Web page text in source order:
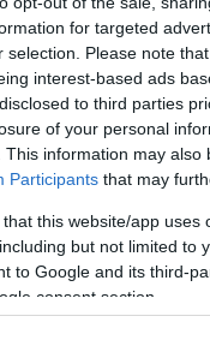
for targeted
selection. Please note
interest-based ads
to third parties
of your personal
This information may
Participants that may
that this website/app
but not limited to
to Google and its third-
consent section.
και της
λάθη αντιπάλων.
12, 25-12, 25-11)
2 (2/9 επ., 29%
άριστες),
Γκρίλας